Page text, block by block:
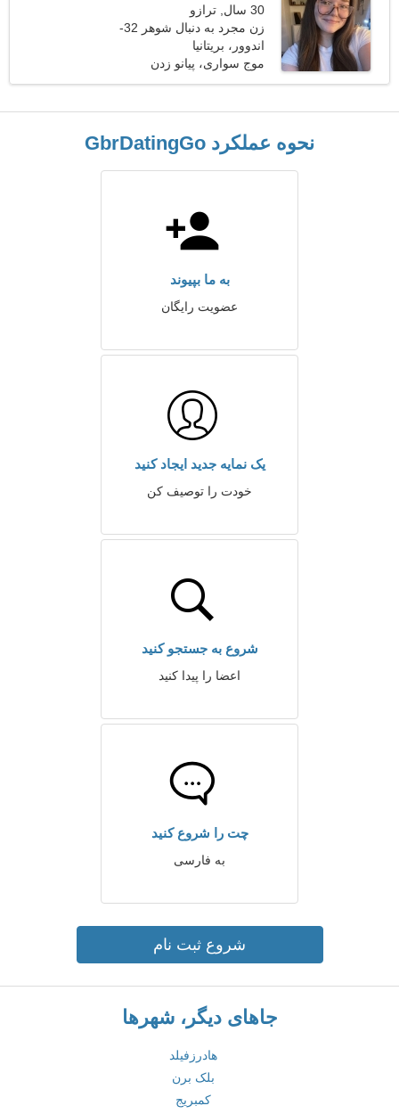
30 سال, ترازو
زن مجرد به دنبال شوهر 32-
42
اندوور، بریتانیا
موج سواری، پیانو زدن
نحوه عملکرد GbrDatingGo
به ما بپیوند
عضویت رایگان
یک نمایه جدید ایجاد کنید
خودت را توصیف کن
شروع به جستجو کنید
اعضا را پیدا کنید
چت را شروع کنید
به فارسی
شروع ثبت نام
جاهای دیگر، شهرها
هادرزفیلد
بلک برن
کمبریج